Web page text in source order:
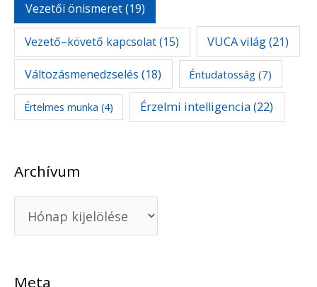
Vezetői önismeret(19)
Vezető–követő kapcsolat(15) VUCA világ(21)
Változásmenedzselés (18) Éntudatosság (7)
Értelmes munka (4) Érzelmi intelligencia(22)
Archívum
Meta